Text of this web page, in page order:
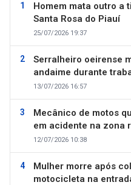
Homem mata outro a
Santa Rosa do Piauí
25/07/2026 19:37
Serralheiro oeirense
andaime durante
13/07/2026 16:57
Mecânico de motos
em acidente na zona
12/07/2026 10:38
Mulher morre após
motocicleta na